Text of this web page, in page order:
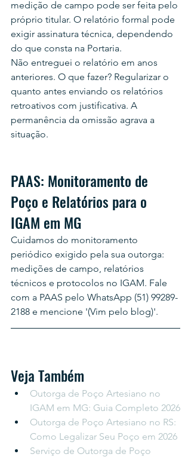
medição de campo pode ser feita pelo
próprio titular. O relatório formal pode
exigir assinatura técnica, dependendo
do que consta na Portaria.
Não entreguei o relatório em anos
anteriores. O que fazer? Regularizar o
quanto antes enviando os relatórios
retroativos com justificativa. A
permanência da omissão agrava a
situação.
PAAS: Monitoramento de
Poço e Relatórios para o
IGAM em MG
Cuidamos do monitoramento
periódico exigido pela sua outorga:
medições de campo, relatórios
técnicos e protocolos no IGAM. Fale
com a PAAS pelo WhatsApp (51) 99289-
2188 e mencione '(Vim pelo blog)'.
Veja Também
Outorga de Poço Artesiano no
IGAM em MG: Guia Completo 2026
Outorga de Poço Artesiano no RS:
Como Legalizar Seu Poço em 2026
Serviço de Outorga de Poço